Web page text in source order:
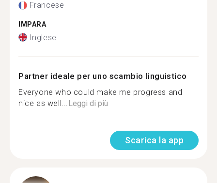
Francese
IMPARA
Inglese
Partner ideale per uno scambio linguistico
Everyone who could make me progress and
nice as well... Leggi di più
Scarica la app